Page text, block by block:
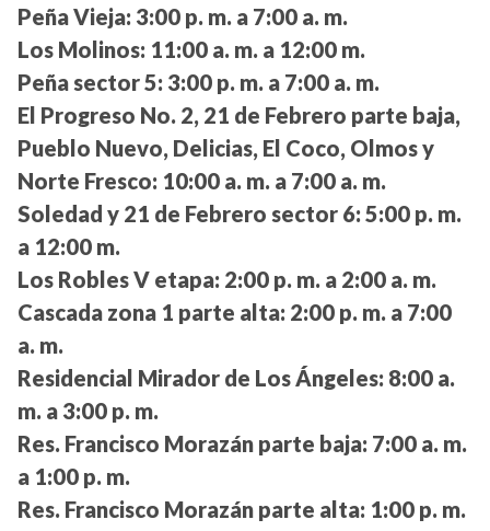
Peña Vieja: 3:00 p. m. a 7:00 a. m.
Los Molinos: 11:00 a. m. a 12:00 m.
Peña sector 5: 3:00 p. m. a 7:00 a. m.
El Progreso No. 2, 21 de Febrero parte baja,
Pueblo Nuevo, Delicias, El Coco, Olmos y
Norte Fresco: 10:00 a. m. a 7:00 a. m.
Soledad y 21 de Febrero sector 6: 5:00 p. m.
a 12:00 m.
Los Robles V etapa: 2:00 p. m. a 2:00 a. m.
Cascada zona 1 parte alta: 2:00 p. m. a 7:00
a. m.
Residencial Mirador de Los Ángeles: 8:00 a.
m. a 3:00 p. m.
Res. Francisco Morazán parte baja: 7:00 a. m.
a 1:00 p. m.
Res. Francisco Morazán parte alta: 1:00 p. m.